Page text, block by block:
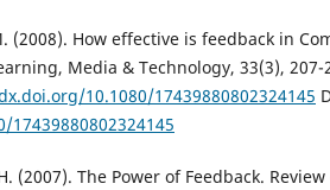
(2008). How effective is feedback in
Media & Technology, 33(3), 207-
10.1080/17439880802324145
(2007). The Power of Feedback.